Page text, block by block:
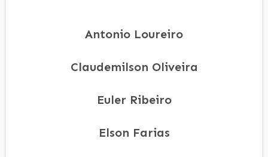
Antonio Loureiro
Claudemilson Oliveira
Euler Ribeiro
Elson Farias